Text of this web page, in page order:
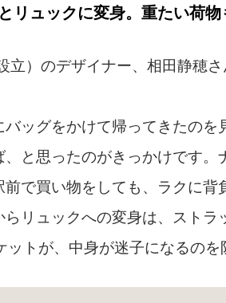
リュックに変身。重たい荷
）のデザイナー、相田静穂さ
バッグをかけて帰ってきたのを
と思ったのがきっかけです。
で買い物をしても、ラクに背
リュックへの変身は、ストラ
トが、中身が迷子になるのを